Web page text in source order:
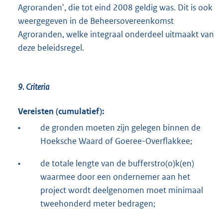
Agroranden', die tot eind 2008 geldig was. Dit is ook
weergegeven in de Beheersovereenkomst
Agroranden, welke integraal onderdeel uitmaakt van
deze beleidsregel.
9. Criteria
Vereisten (cumulatief):
•
de gronden moeten zijn gelegen binnen de
Hoeksche Waard of Goeree-Overflakkee;
•
de totale lengte van de bufferstro(o)k(en)
waarmee door een ondernemer aan het
project wordt deelgenomen moet minimaal
tweehonderd meter bedragen;